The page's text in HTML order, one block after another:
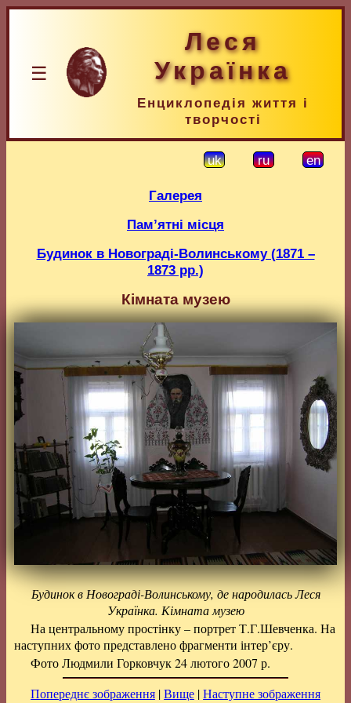
☰
Леся
Українка
Енциклопедія життя і
творчості
uk ru en
Галерея
Пам’ятні місця
Будинок в Новограді-Волинському (1871 –
1873 рр.)
Кімната музею
Будинок в Новограді-Волинському, де народилась Леся
Українка. Кімната музею
На центральному простінку – портрет Т.Г.Шевченка. На
наступних фото представлено фрагменти інтер’єру.
Фото Людмили Горковчук 24 лютого 2007 р.
Попереднє зображення |Вище |Наступне зображення